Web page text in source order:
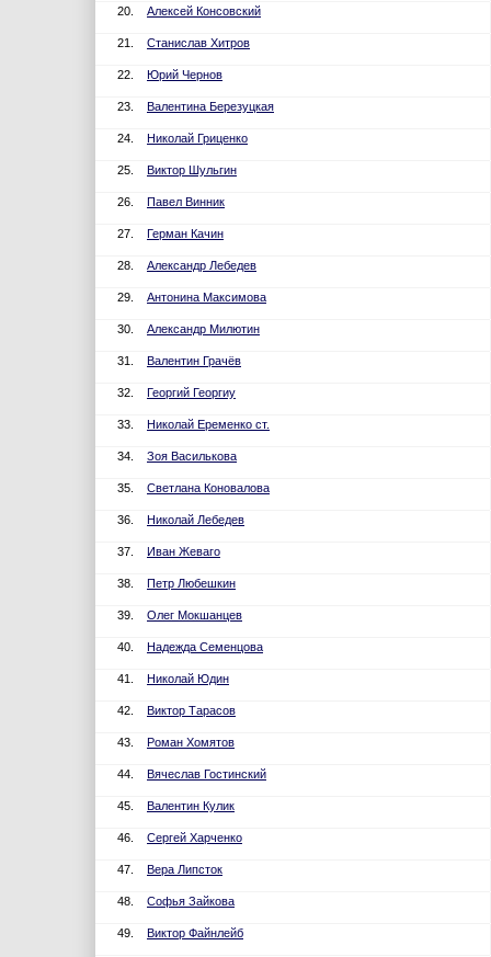
20. Алексей Консовский
21. Станислав Хитров
22. Юрий Чернов
23. Валентина Березуцкая
24. Николай Гриценко
25. Виктор Шульгин
26. Павел Винник
27. Герман Качин
28. Александр Лебедев
29. Антонина Максимова
30. Александр Милютин
31. Валентин Грачёв
32. Георгий Георгиу
33. Николай Еременко ст.
34. Зоя Василькова
35. Светлана Коновалова
36. Николай Лебедев
37. Иван Жеваго
38. Петр Любешкин
39. Олег Мокшанцев
40. Надежда Семенцова
41. Николай Юдин
42. Виктор Тарасов
43. Роман Хомятов
44. Вячеслав Гостинский
45. Валентин Кулик
46. Сергей Харченко
47. Вера Липсток
48. Софья Зайкова
49. Виктор Файнлейб